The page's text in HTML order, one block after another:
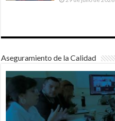
Aseguramiento de la Calidad